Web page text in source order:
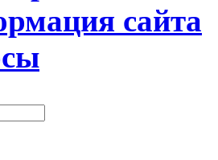
сайта